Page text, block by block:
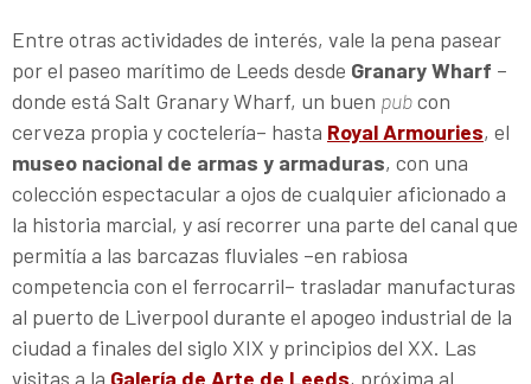
Entre otras actividades de interés, vale la pena pasear
por el paseo marítimo de Leeds desde Granary Wharf –
donde está Salt Granary Wharf, un buen pubcon
cerveza propia y coctelería– hasta Royal Armouries, el
museo nacional de armas y armaduras, con una
colección espectacular a ojos de cualquier aficionado a
la historia marcial, y así recorrer una parte del canal que
permitía a las barcazas fluviales –en rabiosa
competencia con el ferrocarril– trasladar manufacturas
al puerto de Liverpool durante el apogeo industrial de la
ciudad a finales del siglo XIX y principios del XX. Las
visitas a la Galería de Arte de Leeds, próxima al